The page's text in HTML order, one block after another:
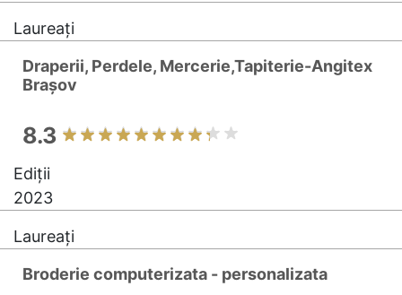
Laureați
Draperii, Perdele, Mercerie,Tapiterie-Angitex
Brașov
8.3
Ediții
2023
Laureați
Broderie computerizata - personalizata